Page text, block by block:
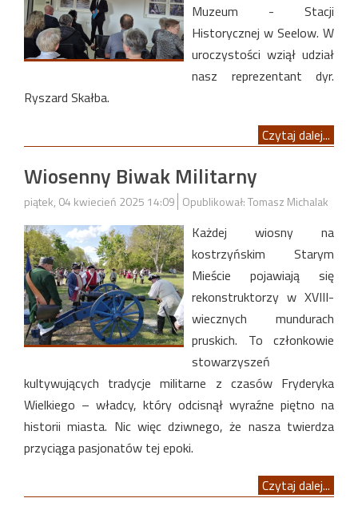
Muzeum - Stacji
Historycznej w Seelow. W
uroczystości wziął udział
nasz reprezentant dyr.
Ryszard Skałba.
Czytaj dalej...
Wiosenny Biwak Militarny
piątek, 04 kwiecień 2025 14:09 Opublikował: Tomasz Michalak
Każdej wiosny na
kostrzyńskim Starym
Mieście pojawiają się
rekonstruktorzy w XVIII-
wiecznych mundurach
pruskich. To członkowie
stowarzyszeń
kultywujących tradycje militarne z czasów Fryderyka
Wielkiego – władcy, który odcisnął wyraźne piętno na
historii miasta. Nic więc dziwnego, że nasza twierdza
przyciąga pasjonatów tej epoki.
Czytaj dalej...